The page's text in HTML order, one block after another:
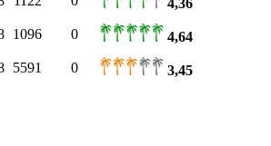
1096 0
4,64
5591 0 3,45